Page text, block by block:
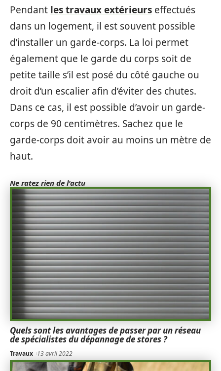
Pendant les travaux extérieurs effectués
dans un logement, il est souvent possible
d’installer un garde-corps. La loi permet
également que le garde du corps soit de
petite taille s’il est posé du côté gauche ou
droit d’un escalier afin d’éviter des chutes.
Dans ce cas, il est possible d’avoir un garde-
corps de 90 centimètres. Sachez que le
garde-corps doit avoir au moins un mètre de
haut.
Ne ratez rien de l'actu
Quels sont les avantages de passer par un réseau
de spécialistes du dépannage de stores ?
Travaux 13 avril 2022